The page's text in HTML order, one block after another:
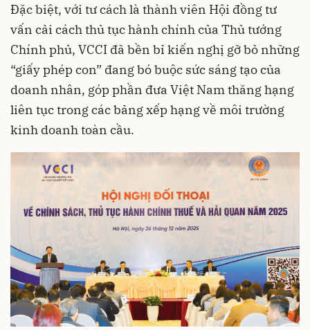
Đặc biệt, với tư cách là thành viên Hội đồng tư
vấn cải cách thủ tục hành chính của Thủ tướng
Chính phủ, VCCI đã bền bỉ kiến nghị gỡ bỏ những
“giấy phép con” đang bó buộc sức sáng tạo của
doanh nhân, góp phần đưa Việt Nam thăng hạng
liên tục trong các bảng xếp hạng về môi trường
kinh doanh toàn cầu.